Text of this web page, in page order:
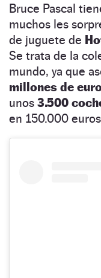
Bruce Pascal
muchos les
de juguete de
Se trata de la
mundo, ya que
millones de
unos 3.500
en 150.000